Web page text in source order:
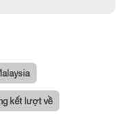
kết lượt về